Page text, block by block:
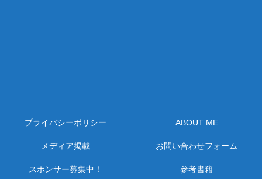
プライバシーポリシー ABOUT ME
メディア掲載 お問い合わせフォーム
スポンサー募集中！ 参考書籍